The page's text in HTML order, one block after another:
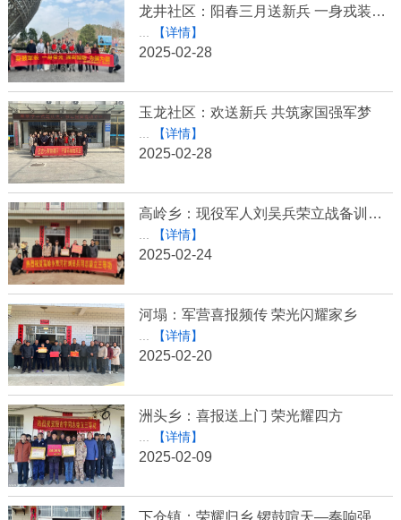
龙井社区：阳春三月送新兵 一身戎装踏征程
【详情】
2025-02-28
玉龙社区：欢送新兵 共筑家国强军梦
【详情】
2025-02-28
高岭乡：现役军人刘吴兵荣立战备训练三等功
【详情】
2025-02-24
河塌：军营喜报频传 荣光闪耀家乡
【详情】
2025-02-20
洲头乡：喜报送上门 荣光耀四方
【详情】
2025-02-09
下仓镇：荣耀归乡 锣鼓喧天—奏响强军新乐章